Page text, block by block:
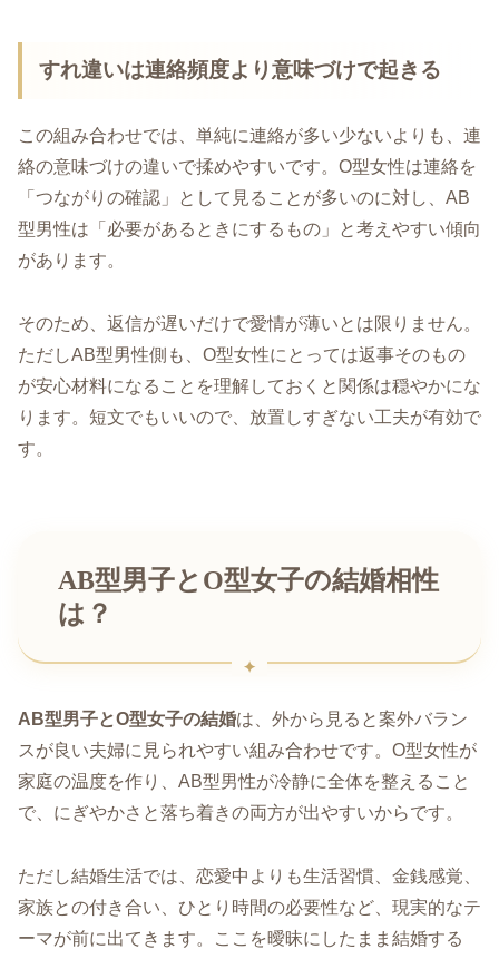
すれ違いは連絡頻度より意味づけで起きる
この組み合わせでは、単純に連絡が多い少ないよりも、連
絡の意味づけの違いで揉めやすいです。O型女性は連絡を
「つながりの確認」として見ることが多いのに対し、AB
型男性は「必要があるときにするもの」と考えやすい傾向
があります。
そのため、返信が遅いだけで愛情が薄いとは限りません。
ただしAB型男性側も、O型女性にとっては返事そのもの
が安心材料になることを理解しておくと関係は穏やかにな
ります。短文でもいいので、放置しすぎない工夫が有効で
す。
AB型男子とO型女子の結婚相性
は？
AB型男子とO型女子の結婚は、外から見ると案外バラン
スが良い夫婦に見られやすい組み合わせです。O型女性が
家庭の温度を作り、AB型男性が冷静に全体を整えること
で、にぎやかさと落ち着きの両方が出やすいからです。
ただし結婚生活では、恋愛中よりも生活習慣、金銭感覚、
家族との付き合い、ひとり時間の必要性など、現実的なテ
ーマが前に出てきます。ここを曖昧にしたまま結婚する